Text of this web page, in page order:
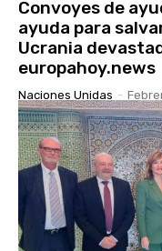
Convoyes de
ayuda para
Ucrania
europahoy.news
Naciones Unidas -